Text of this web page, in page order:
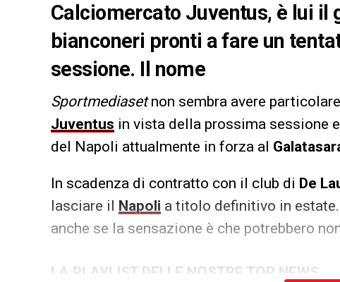
Calciomercato Juventus, è lui il
bianconeri pronti a fare un
sessione. Il nome
Sportmediasetnon sembra avere
Juventus in vista della prossima sessione
del Napoli attualmente in forza al
In scadenza di contratto con il club di De
lasciare il Napoli a titolo definitivo in
anche se la sensazione è che potrebbero
LA PLAYLIST DELLE NOSTRE TOP NEWS